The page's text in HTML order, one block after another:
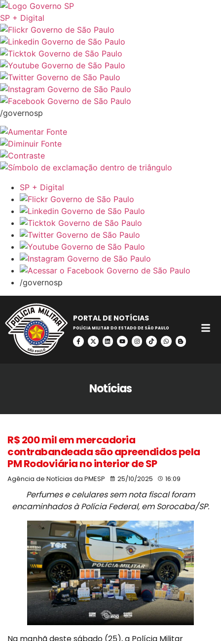
SP + Digital
/governosp
SP + Digital
/governosp
PORTAL DE NOTÍCIAS
POLÍCIA MILITAR DO ESTADO DE SÃO PAULO
Notícias
R$ 200 mil em mercadoria
contrabandeada são apreendidos pela
PM Rodoviária no interior de SP
Agência de Notícias da PMESP 25/10/2025 16:09
Perfumes e celulares sem nota fiscal foram
encaminhados à Polícia Federal, em Sorocaba/SP.